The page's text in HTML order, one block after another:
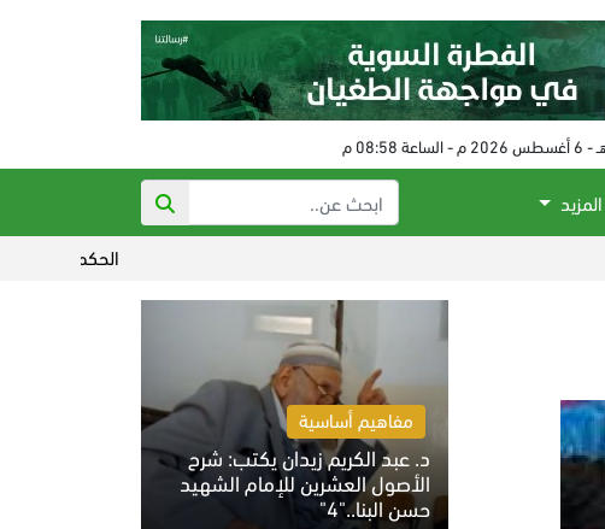
المزيد
الحكم على مفتي النظام البائد في
مفاهيم أساسية
د. عبد الكريم زيدان يكتب: شرح
الأصول العشرين للإمام الشهيد
حسن البنا.."4"